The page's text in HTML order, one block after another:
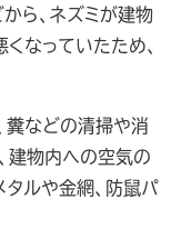
ら、ネズミが建物
なっていたため、
糞などの清掃や消
建物内への空気の
ルや金網、防鼠パ